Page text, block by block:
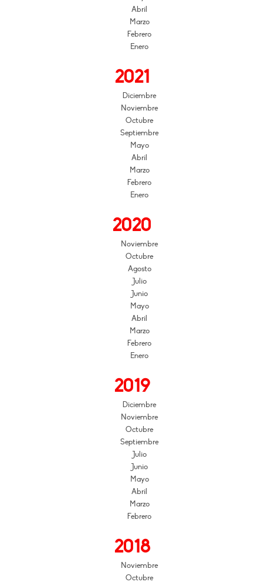
Abril
Marzo
Febrero
Enero
2021
Diciembre
Noviembre
Octubre
Septiembre
Mayo
Abril
Marzo
Febrero
Enero
2020
Noviembre
Octubre
Agosto
Julio
Junio
Mayo
Abril
Marzo
Febrero
Enero
2019
Diciembre
Noviembre
Octubre
Septiembre
Julio
Junio
Mayo
Abril
Marzo
Febrero
2018
Noviembre
Octubre